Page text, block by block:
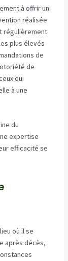
à offrir un
réalisée
régulièrement
plus élevés
de
de
qui
à une
du
expertise
efficacité se
où il se
après décès,